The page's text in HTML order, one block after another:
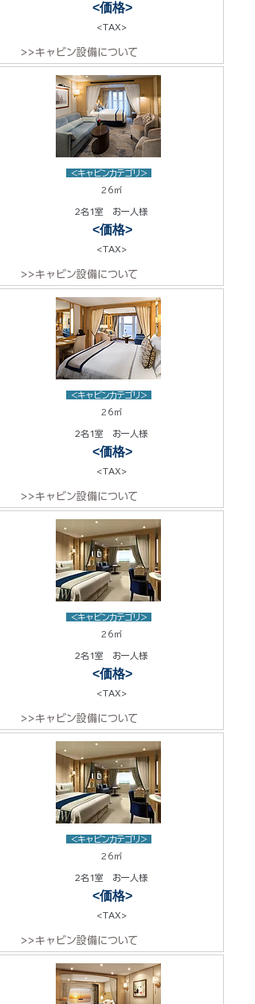
<価格>
<TAX>
>>キャビン設備について
<キャビンカテゴリ>
26㎡
2名1室 お一人様
<価格>
<TAX>
>>キャビン設備について
<キャビンカテゴリ>
26㎡
2名1室 お一人様
<価格>
<TAX>
>>キャビン設備について
<キャビンカテゴリ>
26㎡
2名1室 お一人様
<価格>
<TAX>
>>キャビン設備について
<キャビンカテゴリ>
26㎡
2名1室 お一人様
<価格>
<TAX>
>>キャビン設備について